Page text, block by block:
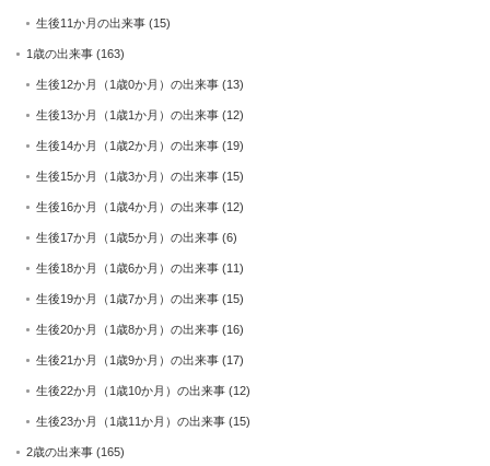
生後11か月の出来事 (15)
1歳の出来事 (163)
生後12か月（1歳0か月）の出来事 (13)
生後13か月（1歳1か月）の出来事 (12)
生後14か月（1歳2か月）の出来事 (19)
生後15か月（1歳3か月）の出来事 (15)
生後16か月（1歳4か月）の出来事 (12)
生後17か月（1歳5か月）の出来事 (6)
生後18か月（1歳6か月）の出来事 (11)
生後19か月（1歳7か月）の出来事 (15)
生後20か月（1歳8か月）の出来事 (16)
生後21か月（1歳9か月）の出来事 (17)
生後22か月（1歳10か月）の出来事 (12)
生後23か月（1歳11か月）の出来事 (15)
2歳の出来事 (165)